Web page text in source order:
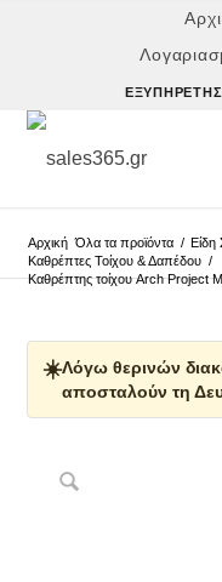
Αρχική Όλα τα προϊόντα / Είδη
Καθρέπτες Τοίχου & Δαπέδου /
Καθρέπτης τοίχου Arch Project
☀️Λόγω θερινών
αποσταλούν τη